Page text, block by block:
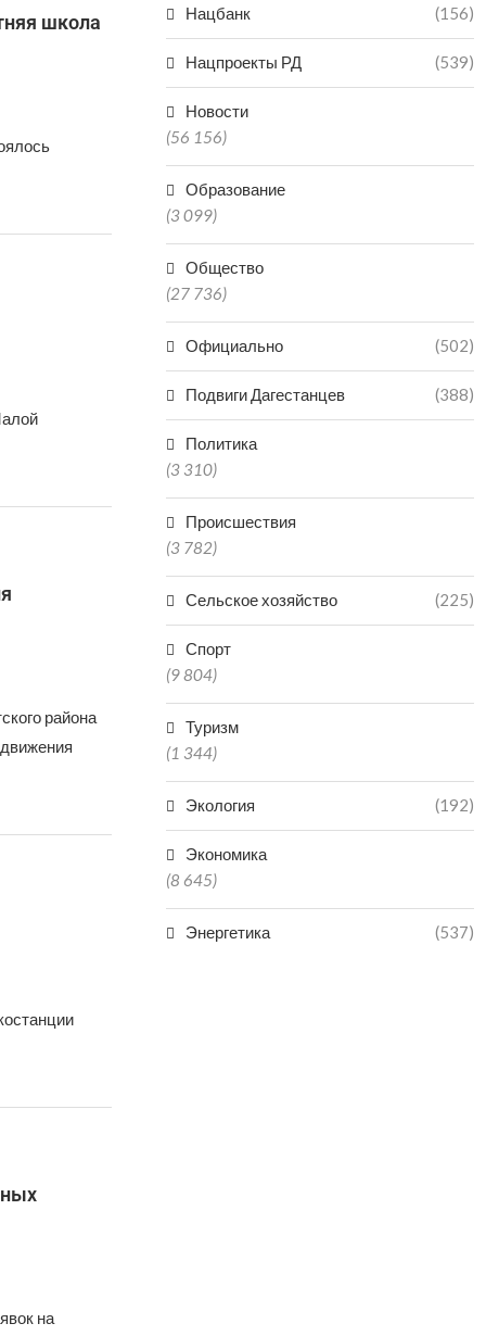
школа
района
на
Нацбанк (156)
Нацпроекты РД (539)
Новости
(56 156)
Образование
(3 099)
Общество
(27 736)
Официально (502)
Подвиги Дагестанцев (388)
Политика
(3 310)
Происшествия
(3 782)
Сельское хозяйство (225)
Спорт
(9 804)
Туризм
(1 344)
Экология (192)
Экономика
(8 645)
Энергетика (537)